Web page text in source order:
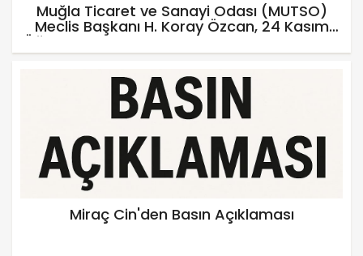
Muğla Ticaret ve Sanayi Odası (MUTSO)
Meclis Başkanı H. Koray Özcan, 24 Kasım
Öğretmenler Günü kapsamında düzenlenen
törene katıldı.
Miraç Cin'den Basın Açıklaması